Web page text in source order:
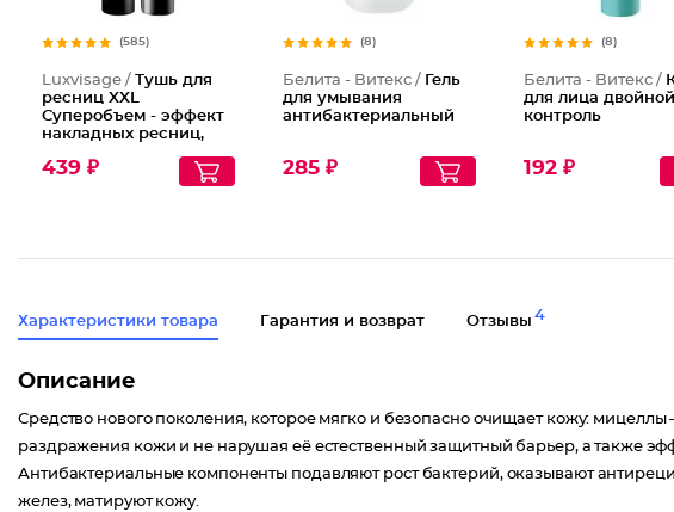
(585)
Luxvisage / Тушь для
ресниц XXL
Суперобъем - эффект
накладных ресниц,
439 ₽
(8)
Белита - Витекс / Гель
для умывания
антибактериальный
285 ₽
(8)
Белита - Витекс /
для лица двойной
контроль
192 ₽
Характеристики товара Гарантия и возврат Отзывы 4
Описание
Средство нового поколения, которое мягко и безопасно очищает кожу:
раздражения кожи и не нарушая её естественный защитный барьер, а также
Антибактериальные компоненты подавляют рост бактерий, оказывают
желез, матируют кожу.